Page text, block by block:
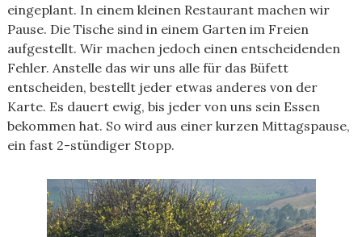
eingeplant. In einem kleinen Restaurant machen wir
Pause. Die Tische sind in einem Garten im Freien
aufgestellt. Wir machen jedoch einen entscheidenden
Fehler. Anstelle das wir uns alle für das Büfett
entscheiden, bestellt jeder etwas anderes von der
Karte. Es dauert ewig, bis jeder von uns sein Essen
bekommen hat. So wird aus einer kurzen Mittagspause,
ein fast 2-stündiger Stopp.